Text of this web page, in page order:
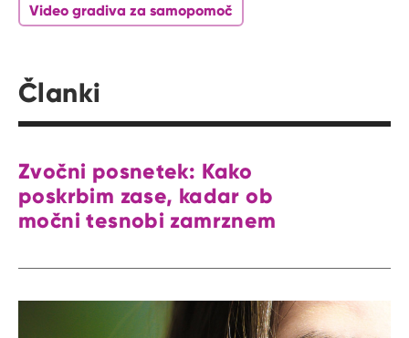
Video gradiva za samopomoč
Članki
Zvočni posnetek: Kako
poskrbim zase, kadar ob
močni tesnobi zamrznem